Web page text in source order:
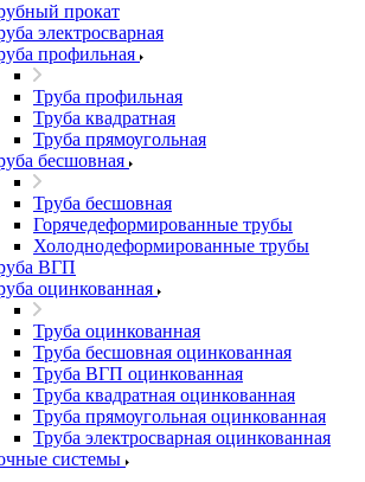
прокат
электросварная
профильная
Труба профильная
Труба квадратная
Труба прямоугольная
бесшовная
Труба бесшовная
Горячедеформированные трубы
Холоднодеформированные трубы
ВГП
оцинкованная
Труба оцинкованная
Труба бесшовная оцинкованная
Труба ВГП оцинкованная
Труба квадратная оцинкованная
Труба прямоугольная оцинкованная
Труба электросварная оцинкованная
системы